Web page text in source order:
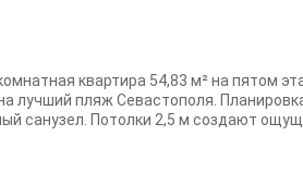
квартира 54,83 м² на пятом
лучший пляж Севастополя.
санузел. Потолки 2,5 м создают